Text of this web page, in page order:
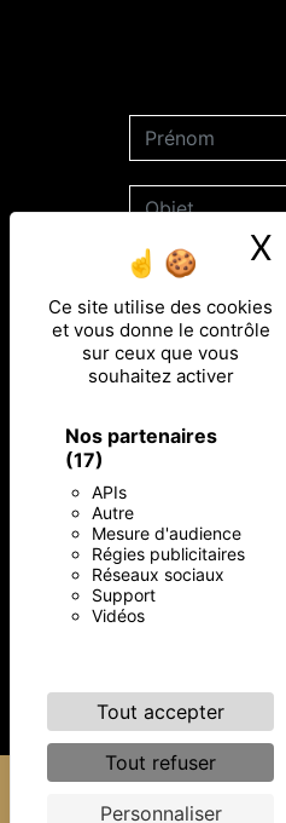
Ce site utilise des cookies
et vous donne le contrôle
sur ceux que vous
souhaitez activer
Nos partenaires
(17)
APIs
Autre
Mesure d'audience
Régies publicitaires
Réseaux sociaux
Support
Vidéos
Tout accepter
Tout refuser
Personnaliser
X
En cochant
** Les données
d’effacement, de
d’organiser le sort
vos données